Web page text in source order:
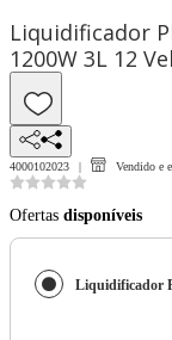
Liquidificador
1200W 3L 12
4000102023 Vendido e
Ofertas disponíveis